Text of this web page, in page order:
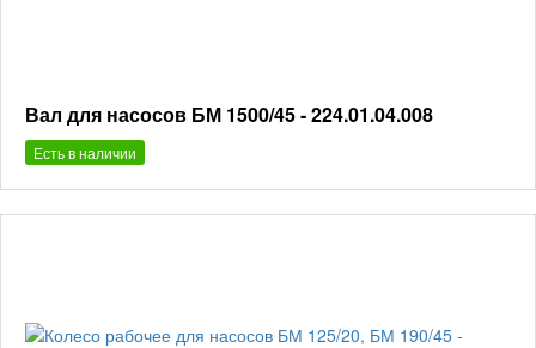
Вал для насосов БМ 1500/45 - 224.01.04.008
Есть в наличии